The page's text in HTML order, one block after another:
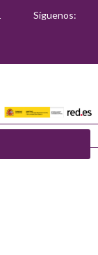
Síguenos: